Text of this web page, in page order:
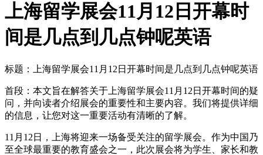
上海留学展会11月12日开幕时
间是几点到几点钟呢英语
标题：上海留学展会11月12日开幕时间是几点到几点钟呢英语
首段：本文旨在解答关于上海留学展会11月12日开幕时间的疑
问，并向读者介绍展会的重要性和主要内容。我们将提供详细
的信息，让您对这一重要活动有清晰的了解。
11月12日，上海将迎来一场备受关注的留学展会。作为中国乃
至全球最重要的教育盛会之一，此次展会将为学生、家长和教